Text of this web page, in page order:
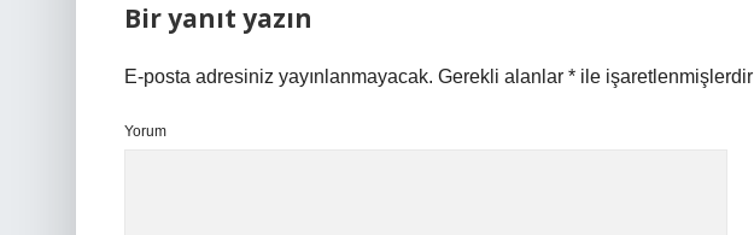
Bir yanıt yazın
E-posta adresiniz yayınlanmayacak. Gerekli alanlar * ile işaretlenmişlerdir
Yorum